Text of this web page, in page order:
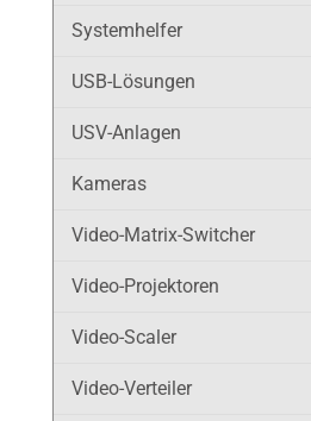
Systemhelfer
USB-Lösungen
USV-Anlagen
Kameras
Video-Matrix-Switcher
Video-Projektoren
Video-Scaler
Video-Verteiler